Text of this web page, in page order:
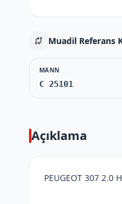
Muadil Referans
MANN
C 25101
Açıklama
PEUGEOT 307 2.0